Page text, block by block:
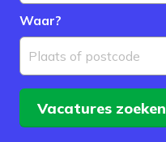
Waar?
Plaats of postcode
Vacatures zoeken